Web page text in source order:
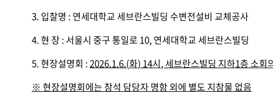
3. 입찰명 : 연세대학교 세브란스빌딩 수변전설비 교체공사
4. 현 장 : 서울시 중구 통일로 10, 연세대학교 세브란스빌딩
5. 현장설명회 :2026.1.6.(화) 14시,세브란스빌딩 지하1층 소회
※ 현장설명회에는 참석 담당자 명함 외에 별도 지참물 없음